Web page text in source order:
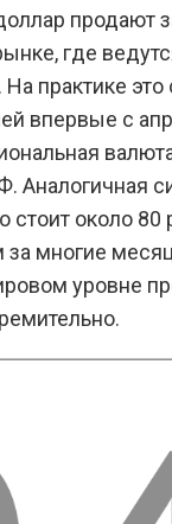
продают
где
практике это
впервые с
Аналогичная
стоит около 80
за многие
уровне